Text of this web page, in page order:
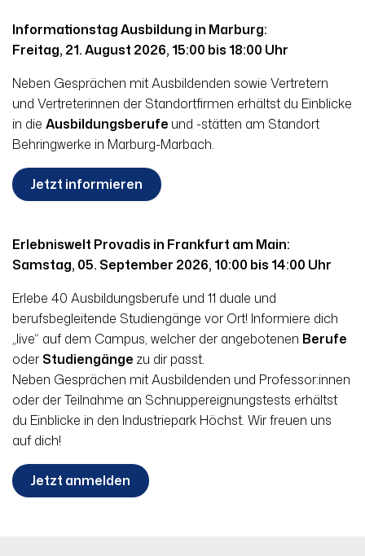
Informationstag Ausbildung in Marburg:
Freitag, 21. August 2026, 15:00 bis 18:00 Uhr
Neben Gesprächen mit Ausbildenden sowie Vertretern
und Vertreterinnen der Standortfirmen erhältst du Einblicke
in die Ausbildungsberufe und -stätten am Standort
Behringwerke in Marburg-Marbach.
Jetzt informieren
Erlebniswelt Provadis in Frankfurt am Main:
Samstag, 05. September 2026, 10:00 bis 14:00 Uhr
Erlebe 40 Ausbildungsberufe und 11 duale und
berufsbegleitende Studiengänge vor Ort! Informiere dich
„live“ auf dem Campus, welcher der angebotenen Berufe
oder Studiengänge zu dir passt.
Neben Gesprächen mit Ausbildenden und Professor:innen
oder der Teilnahme an Schnuppereignungstests erhältst
du Einblicke in den Industriepark Höchst. Wir freuen uns
auf dich!
Jetzt anmelden